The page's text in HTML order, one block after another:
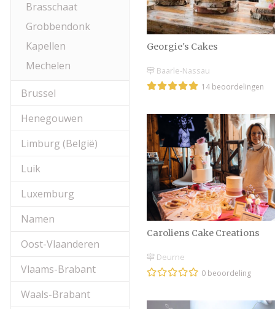
Brasschaat
Grobbendonk
Kapellen
Mechelen
Brussel
Henegouwen
Limburg (België)
Luik
Luxemburg
Namen
Oost-Vlaanderen
Vlaams-Brabant
Waals-Brabant
Georgie's Cakes
Baarle-Nassau
14 beoordelingen
Caroliens Cake Creations
Deurne
0 beoordeling